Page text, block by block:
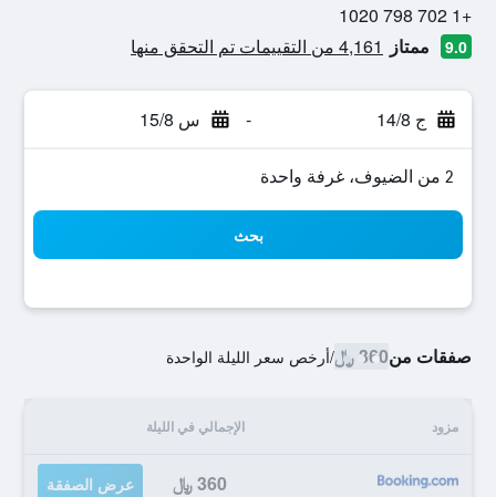
+1 702 798 1020
9.0 ممتاز 4,161 من التقييمات تم التحقق منها
ج 14/8 - س 15/8
2 من الضيوف، غرفة واحدة
بحث
صفقات من360 ﷼ /أرخص سعر الليلة الواحدة
مزود الإجمالي في الليلة
360 ﷼ عرض الصفقة